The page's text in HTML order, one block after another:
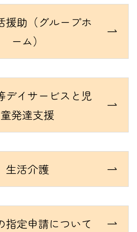
援助（グループホ
ーム）
デイサービスと児
童発達支援
生活介護
指定申請について